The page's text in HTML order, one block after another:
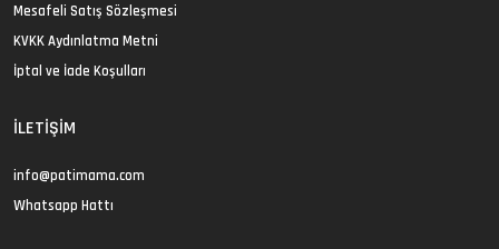
Mesafeli Satış Sözleşmesi
KVKK Aydınlatma Metni
İptal ve İade Koşulları
İLETIŞIM
info@patimama.com
Whatsapp Hattı